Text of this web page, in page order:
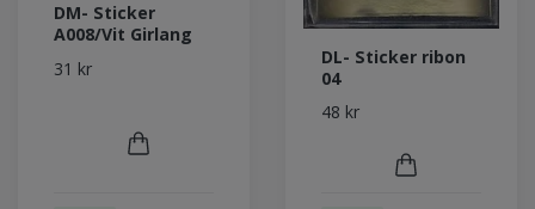
DM- Sticker
A008/Vit Girlang
31 kr
DL- Sticker ribon
04
48 kr